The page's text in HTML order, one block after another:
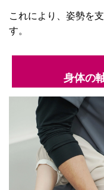
これにより、姿勢を
す。
身体の